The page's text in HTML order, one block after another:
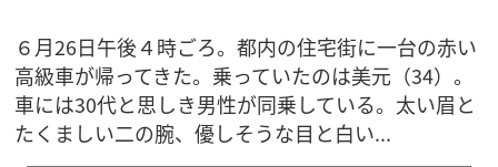
６月26日午後４時ごろ。都内の住宅街に一台の赤い
高級車が帰ってきた。乗っていたのは美元（34）。
車には30代と思しき男性が同乗している。太い眉と
たくましい二の腕、優しそうな目と白い...